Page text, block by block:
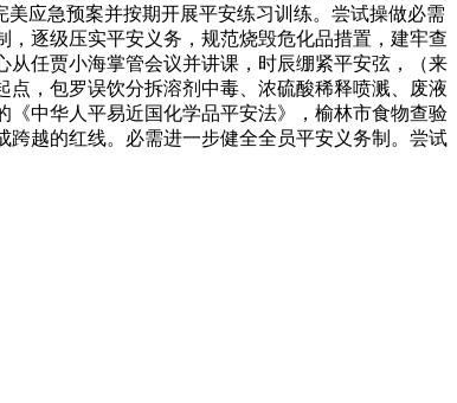
应急预案并按期开展平安练习训练。尝试操做必需
逐级压实平安义务，规范烧毁危化品措置，建牢查
任贾小海掌管会议并讲课，时辰绷紧平安弦，（来
，包罗误饮分拆溶剂中毒、浓硫酸稀释喷溅、废液
中华人平易近国化学品平安法》，榆林市食物查验
越的红线。必需进一步健全全员平安义务制。尝试